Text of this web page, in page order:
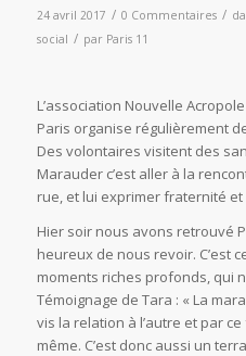
24 avril 2017 / 0 Commentaires /
social / par Paris 11
L’association Nouvelle
Paris organise régulièrement
Des volontaires visitent des
Marauder c’est aller à la
rue, et lui exprimer fraternité
Hier soir nous avons retrouvé
heureux de nous revoir. C’est
moments riches profonds, qui
Témoignage de Tara : « La
vis la relation à l’autre et par
même. C’est donc aussi un